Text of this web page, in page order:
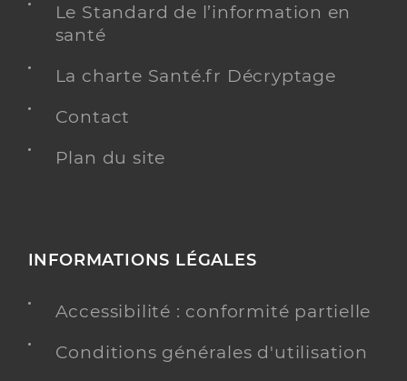
Le Standard de l’information en
santé
La charte Santé.fr Décryptage
Contact
Plan du site
INFORMATIONS LÉGALES
Accessibilité : conformité partielle
Conditions générales d'utilisation